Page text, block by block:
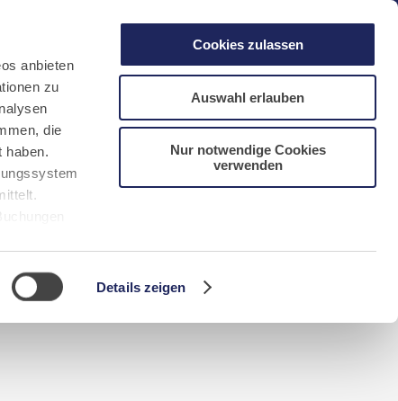
anbieten
zu
die
haben.
Details zeigen
Cookies zulassen
Auswahl erlauben
Nur notwendige Cookies
verwenden
Infos
NL CN/中文